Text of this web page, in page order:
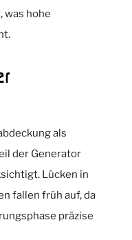
was hohe
als
der Generator
Lücken in
fallen früh auf, da
präzise